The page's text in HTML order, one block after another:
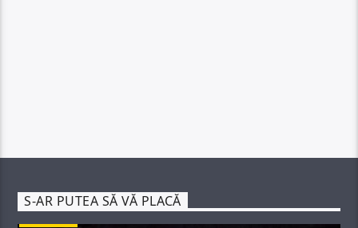
S-AR PUTEA SĂ VĂ PLACĂ